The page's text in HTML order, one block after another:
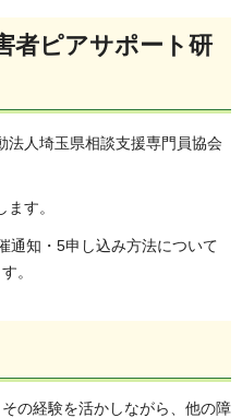
者ピアサポート研
法人埼玉県相談支援専門員協会
す。
通知・5申し込み方法について
。
の経験を活かしながら、他の障